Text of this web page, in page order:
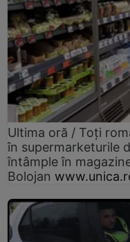
Ultima oră / Toți
în supermarketurile
întâmple în
Bolojan